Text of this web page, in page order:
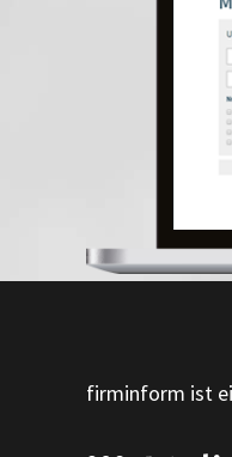
firminform ist